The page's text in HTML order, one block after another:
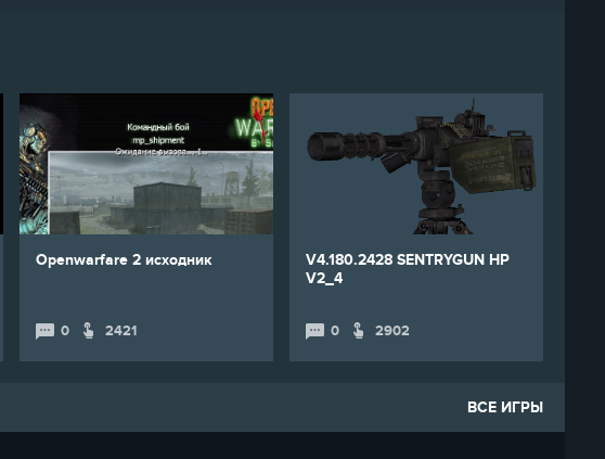
Openwarfare 2 исходник
0 2421
V4.180.2428 SENTRYGUN HP
V2_4
0 2902
ВСЕ ИГРЫ